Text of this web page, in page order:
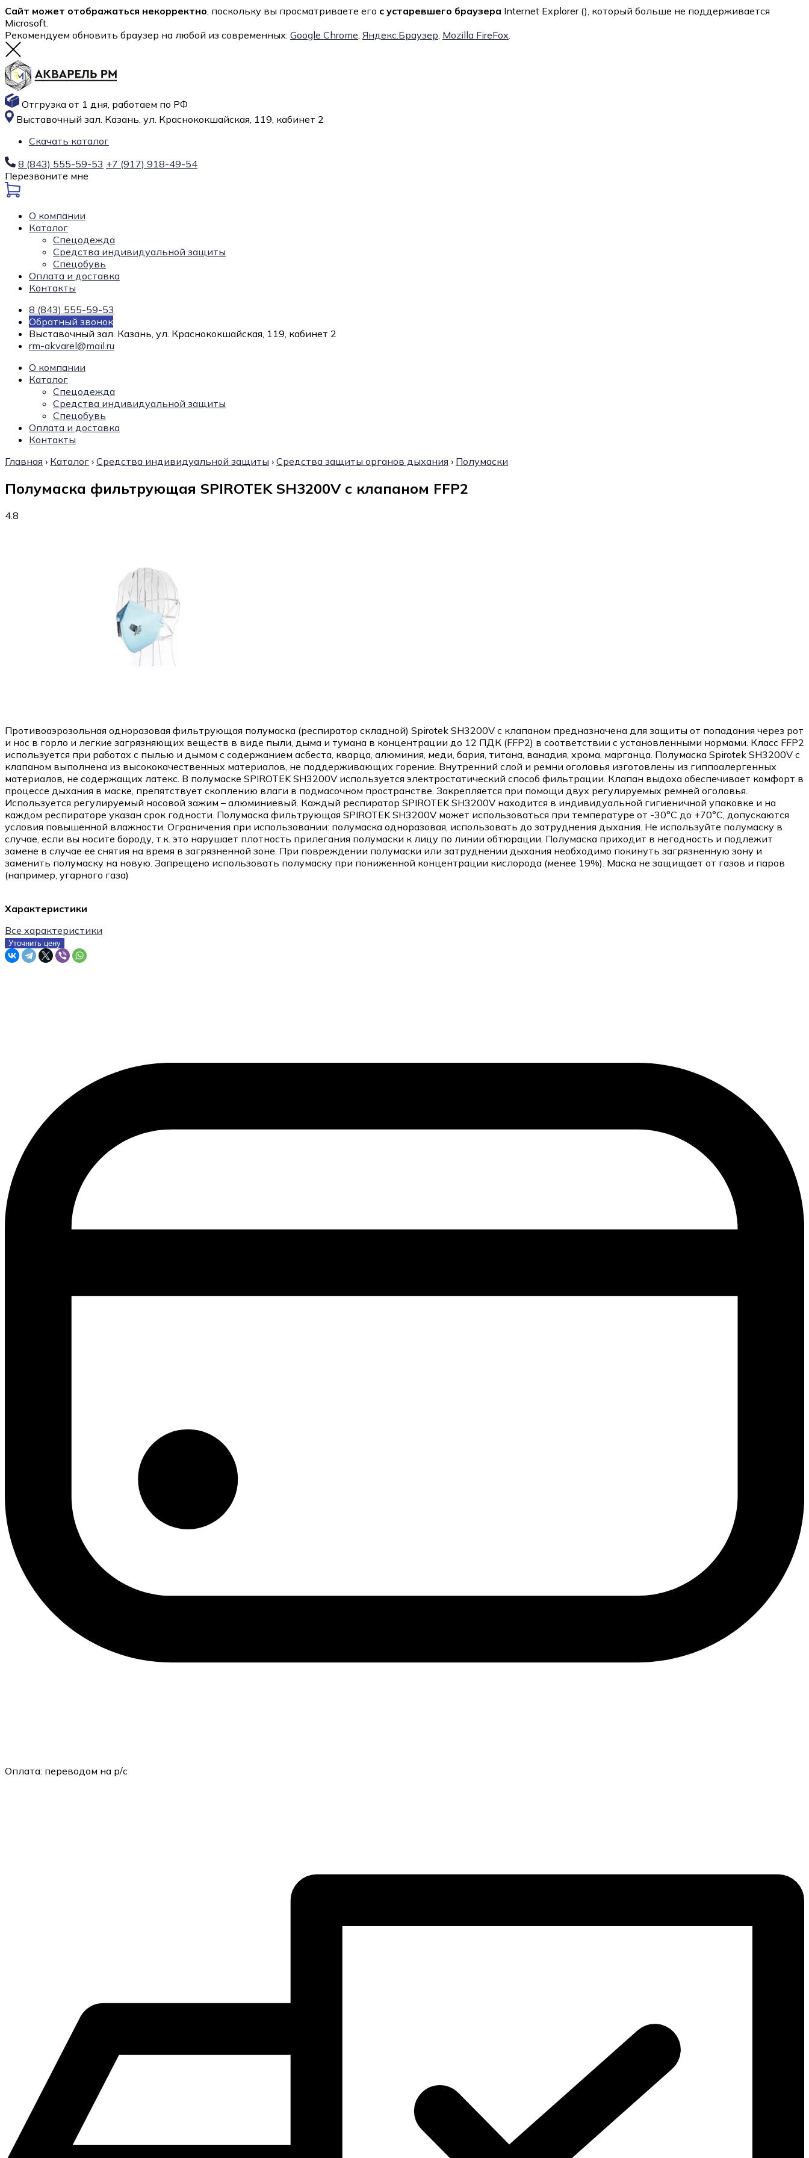
Сайт может отображаться некорректно, поскольку вы просматриваете его с устаревшего браузера Internet Explorer (), который больше не поддерживается
Microsoft.
Рекомендуем обновить браузер на любой из современных: Google Chrome, Яндекс.Браузер, Mozilla FireFox.
Отгрузка от 1 дня, работаем по РФ
Выставочный зал. Казань, ул. Краснококшайская, 119, кабинет 2
Скачать каталог
8 (843) 555-59-53 +7 (917) 918-49-54
Перезвоните мне
О компании
Каталог
Спецодежда
Средства индивидуальной защиты
Спецобувь
Оплата и доставка
Контакты
8 (843) 555-59-53
Обратный звонок
Выставочный зал. Казань, ул. Краснококшайская, 119, кабинет 2
rm-akvarel@mail.ru
О компании
Каталог
Спецодежда
Средства индивидуальной защиты
Спецобувь
Оплата и доставка
Контакты
Главная › Каталог › Средства индивидуальной защиты › Средства защиты органов дыхания › Полумаски
Полумаска фильтрующая SPIROTEK SH3200V с клапаном FFP2
4.8
Противоаэрозольная одноразовая фильтрующая полумаска (респиратор складной) Spirotek SH3200V с клапаном предназначена для защиты от попадания через рот
и нос в горло и легкие загрязняющих веществ в виде пыли, дыма и тумана в концентрации до 12 ПДК (FFP2) в соответствии с установленными нормами. Класс FFP2
используется при работах с пылью и дымом с содержанием асбеста, кварца, алюминия, меди, бария, титана, ванадия, хрома, марганца. Полумаска Spirotek SH3200V с
клапаном выполнена из высококачественных материалов, не поддерживающих горение. Внутренний слой и ремни оголовья изготовлены из гиппоалергенных
материалов, не содержащих латекс. В полумаске SPIROTEK SH3200V используется электростатический способ фильтрации. Клапан выдоха обеспечивает комфорт в
процессе дыхания в маске, препятствует скоплению влаги в подмасочном пространстве. Закрепляется при помощи двух регулируемых ремней оголовья.
Используется регулируемый носовой зажим – алюминиевый. Каждый респиратор SPIROTEK SH3200V находится в индивидуальной гигиеничной упаковке и на
каждом респираторе указан срок годности. Полумаска фильтрующая SPIROTEK SH3200V может использоваться при температуре от -30°C до +70°C, допускаются
условия повышенной влажности. Ограничения при использовании: полумаска одноразовая, использовать до затруднения дыхания. Не используйте полумаску в
случае, если вы носите бороду, т.к. это нарушает плотность прилегания полумаски к лицу по линии обтюрации. Полумаска приходит в негодность и подлежит
замене в случае ее снятия на время в загрязненной зоне. При повреждении полумаски или затруднении дыхания необходимо покинуть загрязненную зону и
заменить полумаску на новую. Запрещено использовать полумаску при пониженной концентрации кислорода (менее 19%). Маска не защищает от газов и паров
(например, угарного газа)
Характеристики
Все характеристики
Уточнить цену
Оплата: переводом на р/с